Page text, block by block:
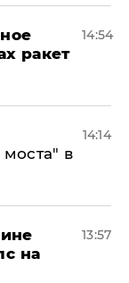
ракет
14:54
моста" в
14:14
на
13:57